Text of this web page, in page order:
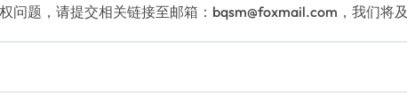
问题，请提交相关链接至邮箱：bqsm@foxmail.com，我们将及